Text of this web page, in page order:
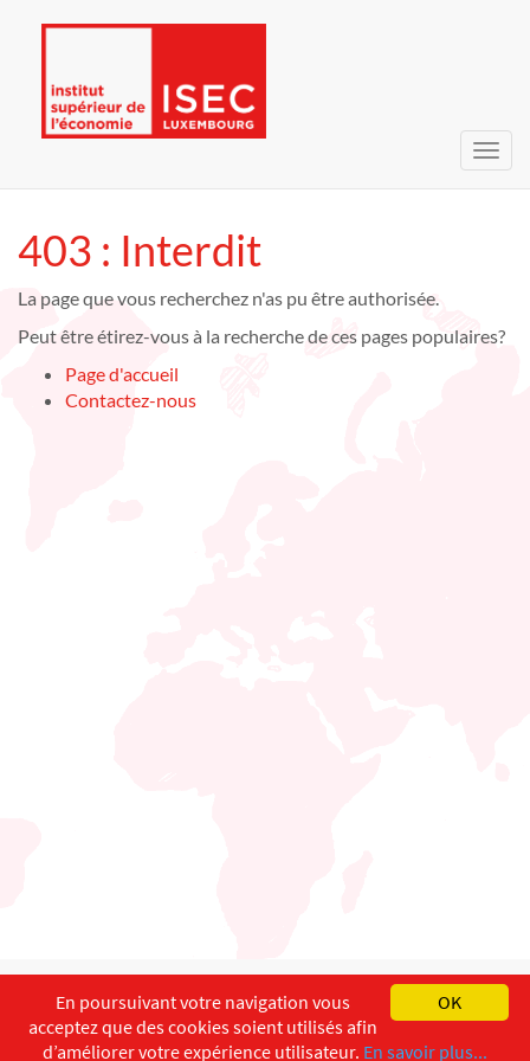
403 : Interdit
La page que vous recherchez n'as pu être authorisée.
Peut être étirez-vous à la recherche de ces pages populaires?
Page d'accueil
Contactez-nous
English Français
Copyright ©ISEC-AdW Aspects légaux
OK
En poursuivant votre navigation vous
acceptez que des cookies soient utilisés afin
d’améliorer votre expérience utilisateur. En savoir plus...